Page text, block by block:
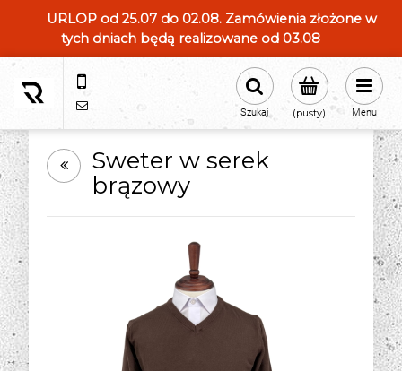
URLOP od 25.07 do 02.08. Zamówienia złożone w
tych dniach będą realizowane od 03.08
604554331
sklep@roland-modameska.pl (pusty)
Szukaj Menu
Sweter w serek
brązowy